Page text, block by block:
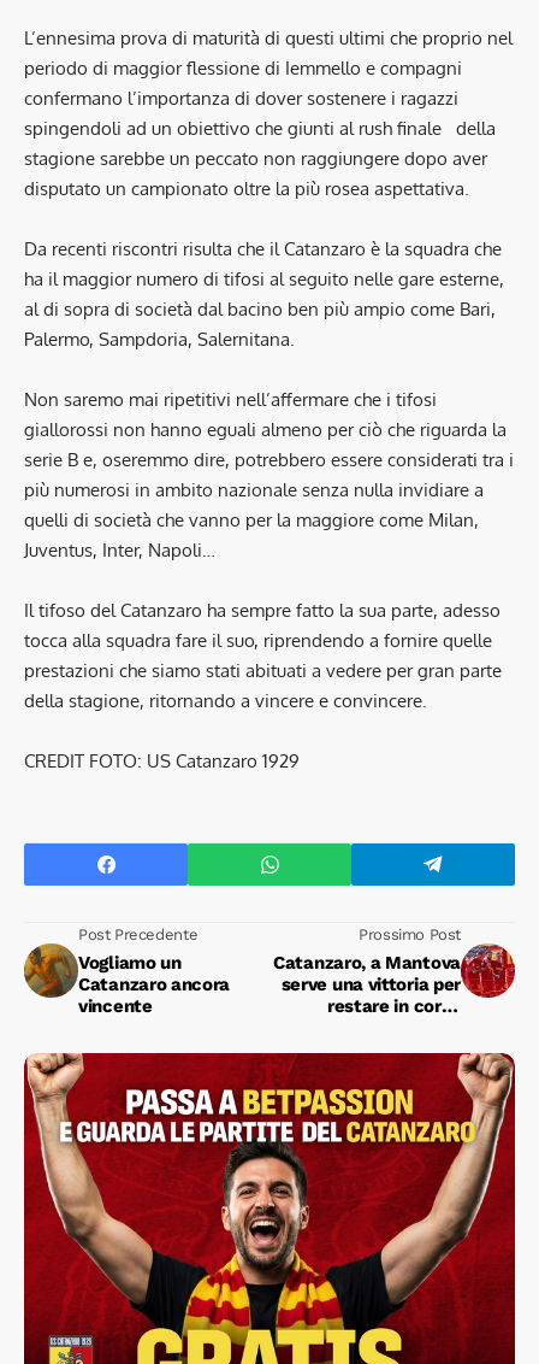
L’ennesima prova di maturità di questi ultimi che proprio nel
periodo di maggior flessione di Iemmello e compagni
confermano l’importanza di dover sostenere i ragazzi
spingendoli ad un obiettivo che giunti al rush finale della
stagione sarebbe un peccato non raggiungere dopo aver
disputato un campionato oltre la più rosea aspettativa.
Da recenti riscontri risulta che il Catanzaro è la squadra che
ha il maggior numero di tifosi al seguito nelle gare esterne,
al di sopra di società dal bacino ben più ampio come Bari,
Palermo, Sampdoria, Salernitana.
Non saremo mai ripetitivi nell’affermare che i tifosi
giallorossi non hanno eguali almeno per ciò che riguarda la
serie B e, oseremmo dire, potrebbero essere considerati tra i
più numerosi in ambito nazionale senza nulla invidiare a
quelli di società che vanno per la maggiore come Milan,
Juventus, Inter, Napoli…
Il tifoso del Catanzaro ha sempre fatto la sua parte, adesso
tocca alla squadra fare il suo, riprendendo a fornire quelle
prestazioni che siamo stati abituati a vedere per gran parte
della stagione, ritornando a vincere e convincere.
CREDIT FOTO: US Catanzaro 1929
Post Precedente
Vogliamo un
Catanzaro ancora
vincente
Prossimo Post
Catanzaro, a Mantova
serve una vittoria per
restare in corsa